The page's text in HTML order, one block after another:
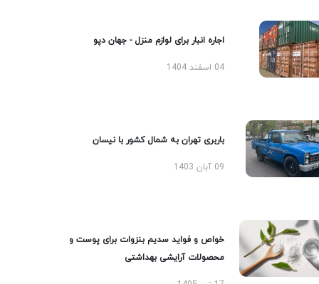
اجاره انبار برای لوازم منزل - جهان دپو
04 اسفند 1404
باربری تهران به شمال کشور با نیسان
09 آبان 1403
خواص و فواید سدیم بنزوات برای پوست و
محصولات آرایشی بهداشتی